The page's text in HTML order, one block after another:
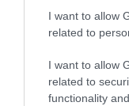
I want to allow
related to
I want to allow
related to
functionality
Magyar
A